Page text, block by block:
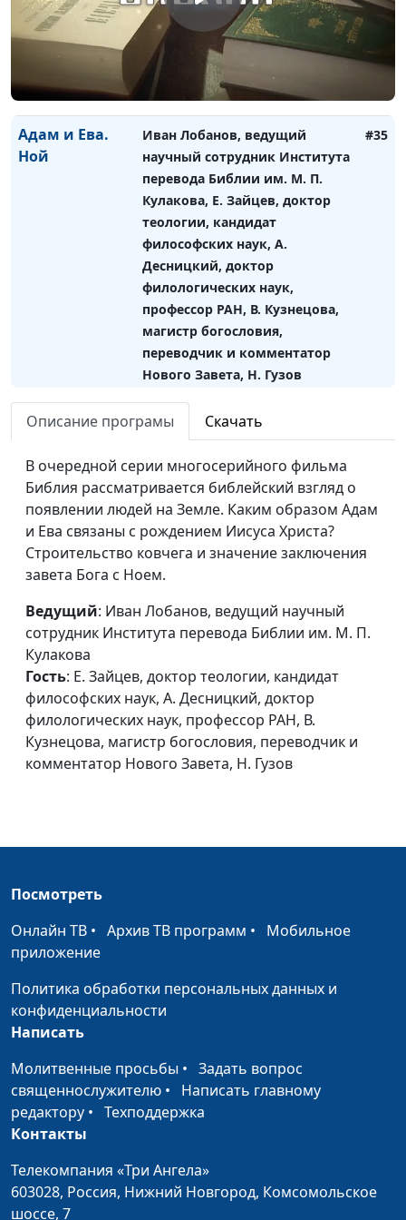
перевода Библии им. М. П.
Кулакова, Н. Гузов, Л. Маневич,
переводчик, ведущий научный
сотрудник РБО, С. Давидоглу,
священнослужитель,
Адам и Ева.
Ной
Иван Лобанов, ведущий
научный сотрудник Института
перевода Библии им. М. П.
Кулакова, Е. Зайцев, доктор
теологии, кандидат
философских наук, А.
Десницкий, доктор
филологических наук,
профессор РАН, В. Кузнецова,
магистр богословия,
переводчик и комментатор
Нового Завета, Н. Гузов
#35
Книга
Откровение
Института перевода Библии
(Москва), И. Лобанов, ведущий
научный сотрудник Института
перевода Библии им. М. П.
Кулакова, С. Давидоглу,,
священнослужитель,
преподаватель Заокской
духовной академии, Н. Гузов
Пророческие
книги
научный сотрудник Института
перевода Библии им. М. П.
Кулакова, Р. Волкославский,
доктор богословия, С. Давидоглу,
священнослужитель, А.
Поэтические
или
учительные
книги Библии
научный сотрудник Института
перевода Библии им. М. П.
филолог, литературовед,
богослов, Д. Булатов доктор
Книги Царств
Иван Лобанов, ведущий
научный сотрудник Института
священнослужитель, М. Волгин,
священнослужитель, Н. Гузов, В.
Описание програмы Скачать
В очередной серии многосерийного фильма
Библия рассматривается библейский взгляд о
появлении людей на Земле. Каким образом Адам
и Ева связаны с рождением Иисуса Христа?
Строительство ковчега и значение заключения
завета Бога с Ноем.
Ведущий: Иван Лобанов, ведущий научный
сотрудник Института перевода Библии им. М. П.
Кулакова
Гость: Е. Зайцев, доктор теологии, кандидат
философских наук, А. Десницкий, доктор
филологических наук, профессор РАН, В.
Кузнецова, магистр богословия, переводчик и
комментатор Нового Завета, Н. Гузов
Посмотреть
Онлайн ТВ • Архив ТВ программ • Мобильное
приложение
Политика обработки персональных данных и
конфиденциальности
Написать
Молитвенные просьбы • Задать вопрос
священнослужителю • Написать главному
редактору • Техподдержка
Контакты
Телекомпания «Три Ангела»
603028, Россия, Нижний Новгород, Комсомольское
шоссе, 7